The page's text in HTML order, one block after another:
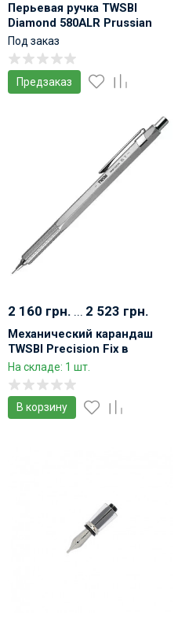
Перьевая ручка TWSBI
Diamond 580ALR Prussian
Blue
Под заказ
Предзаказ
2 160 грн. ... 2 523 грн.
Механический карандаш
TWSBI Precision Fix в
металлическом корпусе
На складе: 1 шт.
В корзину